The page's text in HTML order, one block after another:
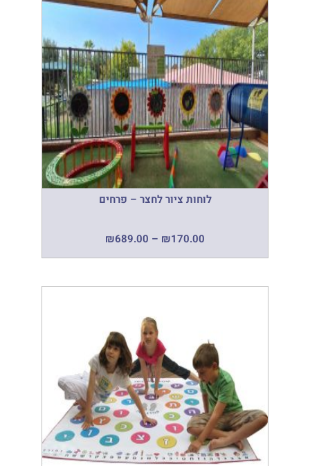
לוחות ציור לחצר – פרחים
₪170.00
–
₪689.00